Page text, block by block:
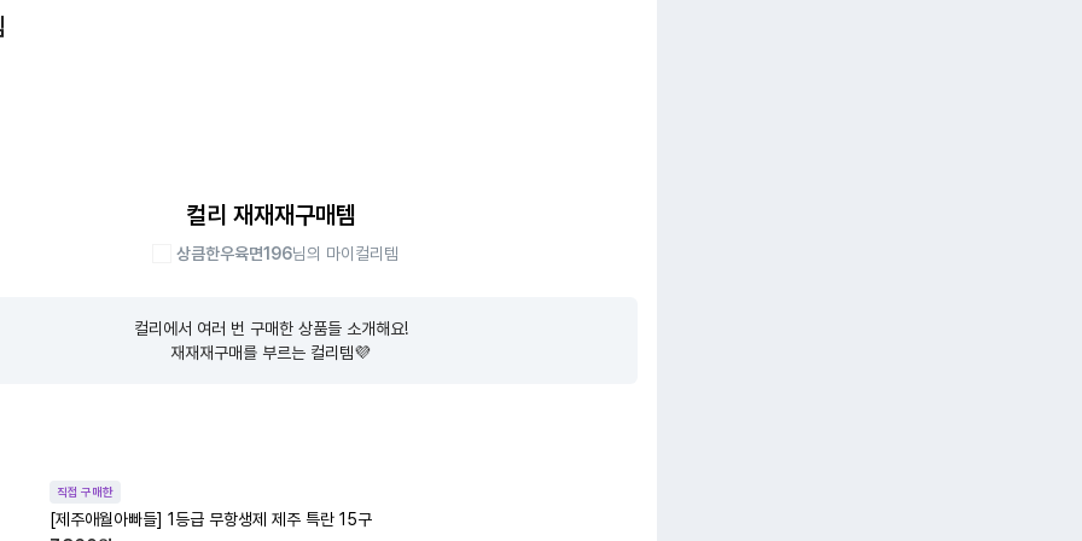
컬리 재재재구매템
상큼한우육면196님의 마이컬리템
컬리에서 여러 번 구매한 상품들 소개해요!
재재재구매를 부르는 컬리템💜
직접 구매한
[제주애월아빠들] 1등급 무항생제 제주 특란 15구